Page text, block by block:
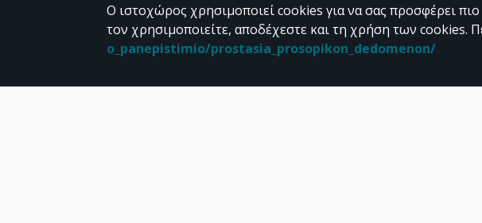
Ο ιστοχώρος χρησιμοποιεί cookies για να σας προσφέρει
τον χρησιμοποιείτε, αποδέχεστε και τη χρήση των cookies.
o_panepistimio/prostasia_prosopikon_dedomenon/